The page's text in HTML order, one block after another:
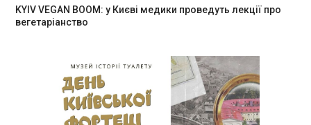
KYIV VEGAN BOOM: у Києві медики проведуть лекції про
вегетаріанство